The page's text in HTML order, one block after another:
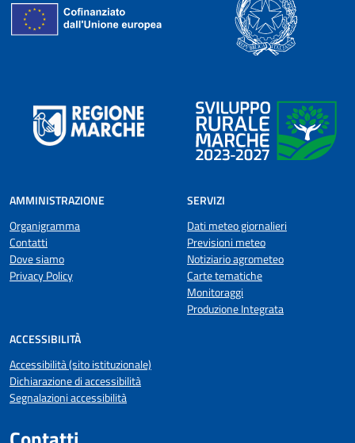
AMMINISTRAZIONE
Organigramma
Contatti
Dove siamo
Privacy Policy
SERVIZI
Dati meteo giornalieri
Previsioni meteo
Notiziario agrometeo
Carte tematiche
Monitoraggi
Produzione Integrata
ACCESSIBILITÀ
Accessibilità (sito istituzionale)
Dichiarazione di accessibilità
Segnalazioni accessibilità